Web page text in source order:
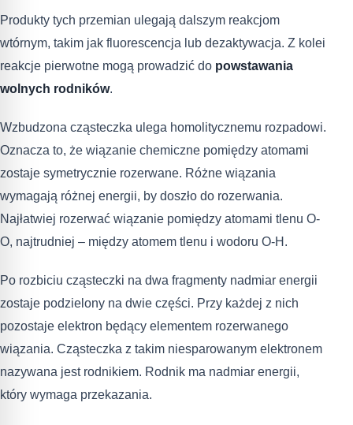
Produkty tych przemian ulegają dalszym reakcjom
wtórnym, takim jak fluorescencja lub dezaktywacja. Z kolei
reakcje pierwotne mogą prowadzić do powstawania
wolnych rodników.
Wzbudzona cząsteczka ulega homolitycznemu rozpadowi.
Oznacza to, że wiązanie chemiczne pomiędzy atomami
zostaje symetrycznie rozerwane. Różne wiązania
wymagają różnej energii, by doszło do rozerwania.
Najłatwiej rozerwać wiązanie pomiędzy atomami tlenu O-
O, najtrudniej – między atomem tlenu i wodoru O-H.
Po rozbiciu cząsteczki na dwa fragmenty nadmiar energii
zostaje podzielony na dwie części. Przy każdej z nich
pozostaje elektron będący elementem rozerwanego
wiązania. Cząsteczka z takim niesparowanym elektronem
nazywana jest rodnikiem. Rodnik ma nadmiar energii,
który wymaga przekazania.